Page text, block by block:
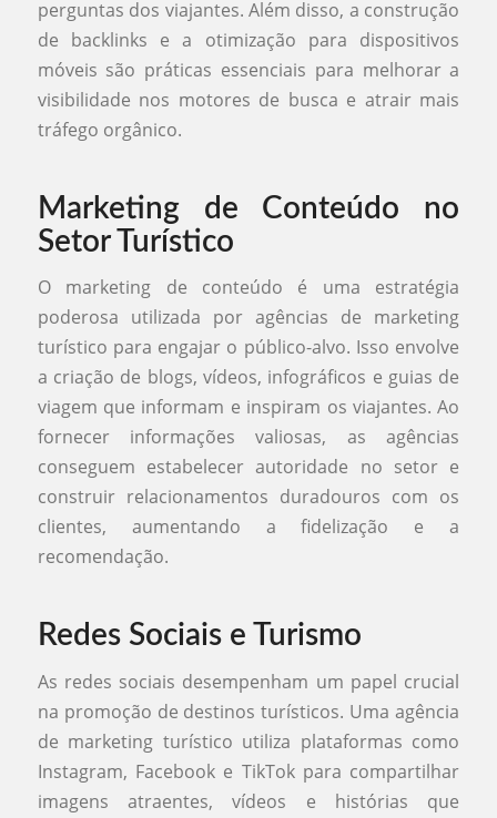
perguntas dos viajantes. Além disso, a construção
de backlinks e a otimização para dispositivos
móveis são práticas essenciais para melhorar a
visibilidade nos motores de busca e atrair mais
tráfego orgânico.
Marketing de Conteúdo no
Setor Turístico
O marketing de conteúdo é uma estratégia
poderosa utilizada por agências de marketing
turístico para engajar o público-alvo. Isso envolve
a criação de blogs, vídeos, infográficos e guias de
viagem que informam e inspiram os viajantes. Ao
fornecer informações valiosas, as agências
conseguem estabelecer autoridade no setor e
construir relacionamentos duradouros com os
clientes, aumentando a fidelização e a
recomendação.
Redes Sociais e Turismo
As redes sociais desempenham um papel crucial
na promoção de destinos turísticos. Uma agência
de marketing turístico utiliza plataformas como
Instagram, Facebook e TikTok para compartilhar
imagens atraentes, vídeos e histórias que